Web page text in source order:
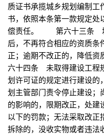
质证书承揽城乡规划编制工
书，依照本条第一款规定处
偿责任。 第六十三条 城
后，不再符合相应的资质
正；逾期不改正的，降低
六十四条 未取得建设工程
划许可证的规定进行建设的
划主管部门责令停止建设；
的影响的，限期改正，处
以下的罚款；无法采取改
拆除的，没收实物或者违法